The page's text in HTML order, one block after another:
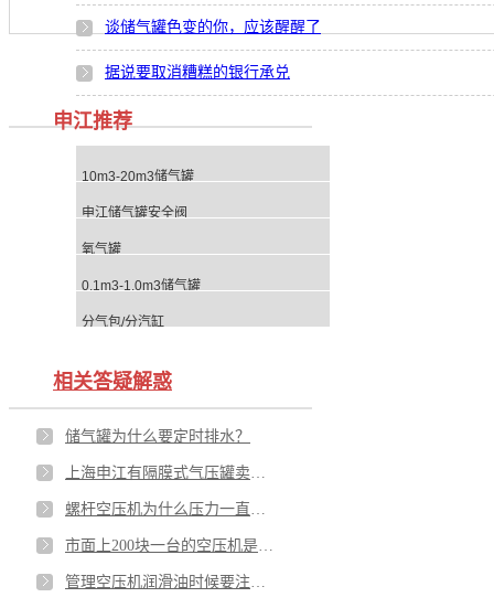
谈储气罐色变的你，应该醒醒了
据说要取消糟糕的银行承兑
申江推荐
10m3-20m3储气罐
申江储气罐安全阀
氧气罐
0.1m3-1.0m3储气罐
分气包/分汽缸
相关答疑解惑
储气罐为什么要定时排水？